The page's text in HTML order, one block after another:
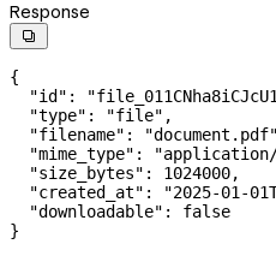
Response

{
  "id"
:
  "type"
: "file" ,
  "filename"
: "document.pdf"
  "mime_type"
:
  "size_bytes"
: 1024000,
  "created_at"
: "2025-01-
  "downloadable"
: false
}